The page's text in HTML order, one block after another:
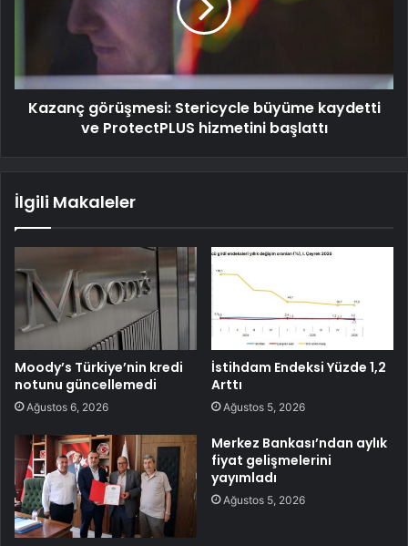
Kazanç görüşmesi: Stericycle büyüme kaydetti
ve ProtectPLUS hizmetini başlattı
İlgili Makaleler
Moody’s Türkiye’nin kredi
notunu güncellemedi
Ağustos 6, 2026
İstihdam Endeksi Yüzde 1,2
Arttı
Ağustos 5, 2026
Merkez Bankası’ndan aylık
fiyat gelişmelerini
yayımladı
Ağustos 5, 2026